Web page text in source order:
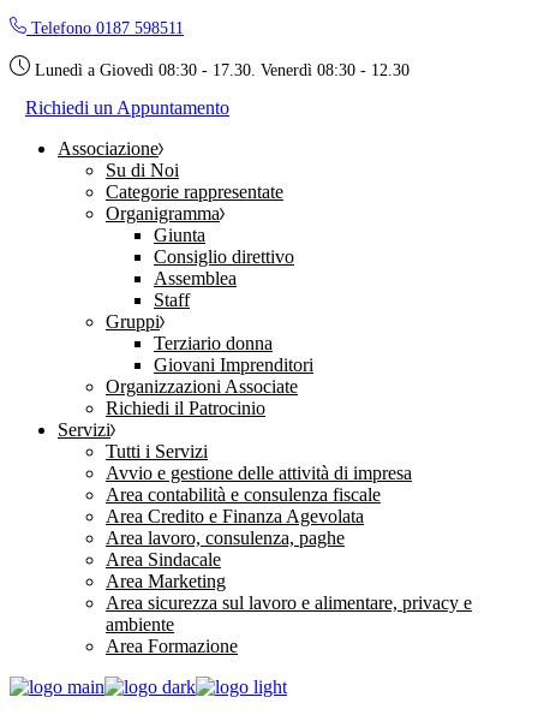
Skip
the
Telefono 0187 598511
Lunedì a Giovedì 08:30 - 17.30. Venerdì 08:30 - 12.30
Richiedi un Appuntamento
Associazione
Su di Noi
Categorie rappresentate
Organigramma
Giunta
Consiglio direttivo
Assemblea
Staff
Gruppi
Terziario donna
Giovani Imprenditori
Organizzazioni Associate
Richiedi il Patrocinio
Servizi
Tutti i Servizi
Avvio e gestione delle attività di impresa
Area contabilità e consulenza fiscale
Area Credito e Finanza Agevolata
Area lavoro, consulenza, paghe
Area Sindacale
Area Marketing
Area sicurezza sul lavoro e alimentare, privacy e
ambiente
Area Formazione